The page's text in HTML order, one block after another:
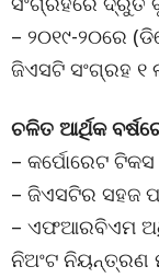
– ୨୦୧୯-୨୦ରେ
ଜିଏସଟି ସଂଗ୍ରହ ୧
ଚଳିତ ଆର୍ଥିକ
– କର୍ପୋରେଟ
– ଜିଏସଟିର ସହଜ
– ଏଫଆରବିଏମ
ନିଅଂଟ ନିୟନ୍ତ୍ରଣ